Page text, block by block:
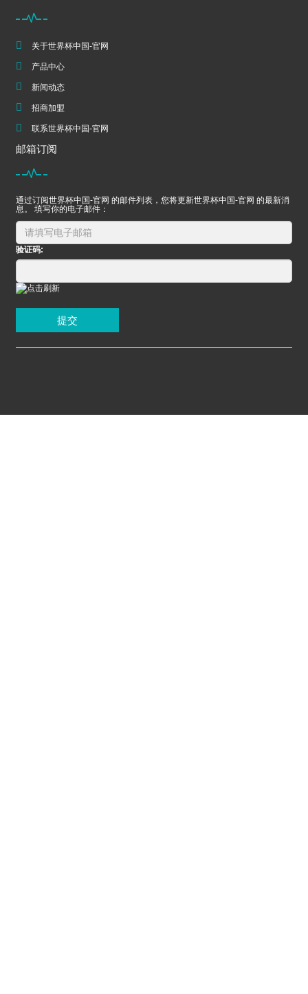
关于世界杯中国-官网
产品中心
新闻动态
招商加盟
联系世界杯中国-官网
邮箱订阅
通过订阅世界杯中国-官网 的邮件列表，您将更新世界杯中国-官网 的最新消
息。 填写你的电子邮件：
验证码:
提交